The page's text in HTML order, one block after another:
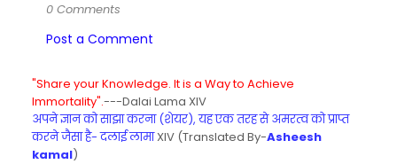
0 Comments
Post a Comment
"Share your Knowledge. It is a Way to Achieve
Immortality".---Dalai Lama XIV
अपने ज्ञान को साझा करना (शेयर), यह एक तरह से अमरत्व को प्राप्त
करने जैसा है- दलाई लामाXIV (Translated By-Asheesh
kamal)